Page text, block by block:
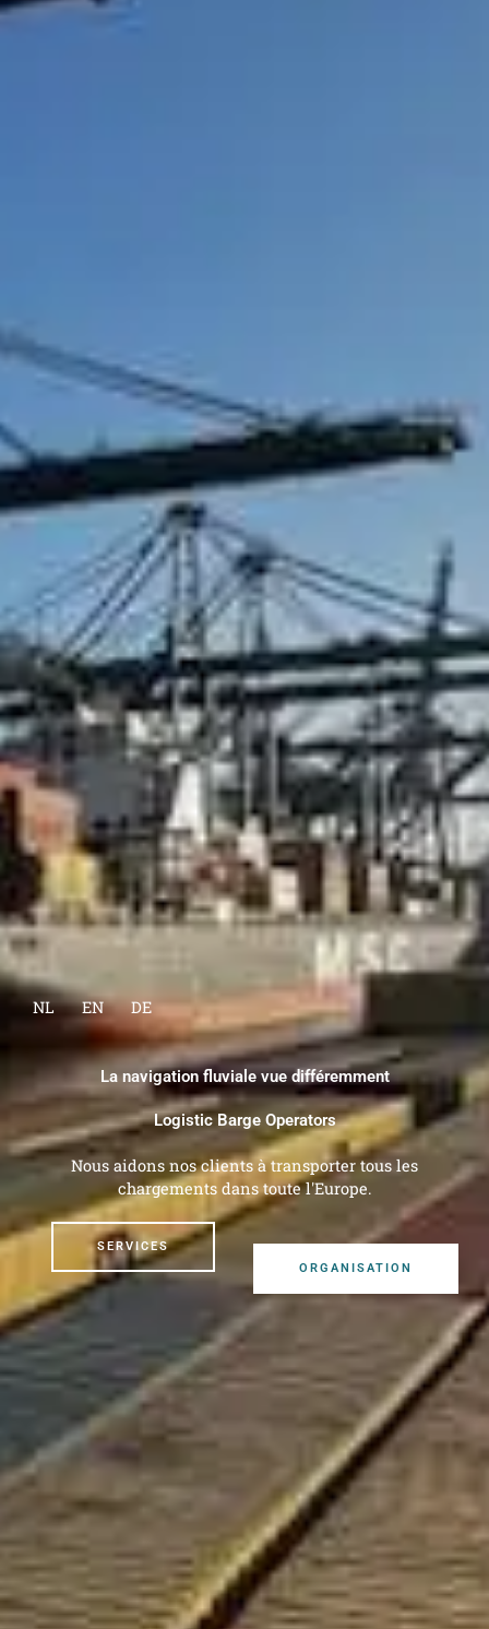
NL EN DE
La navigation fluviale vue différemment
Logistic Barge Operators
Nous aidons nos clients à transporter tous les
chargements dans toute l'Europe.
SERVICES
ORGANISATION